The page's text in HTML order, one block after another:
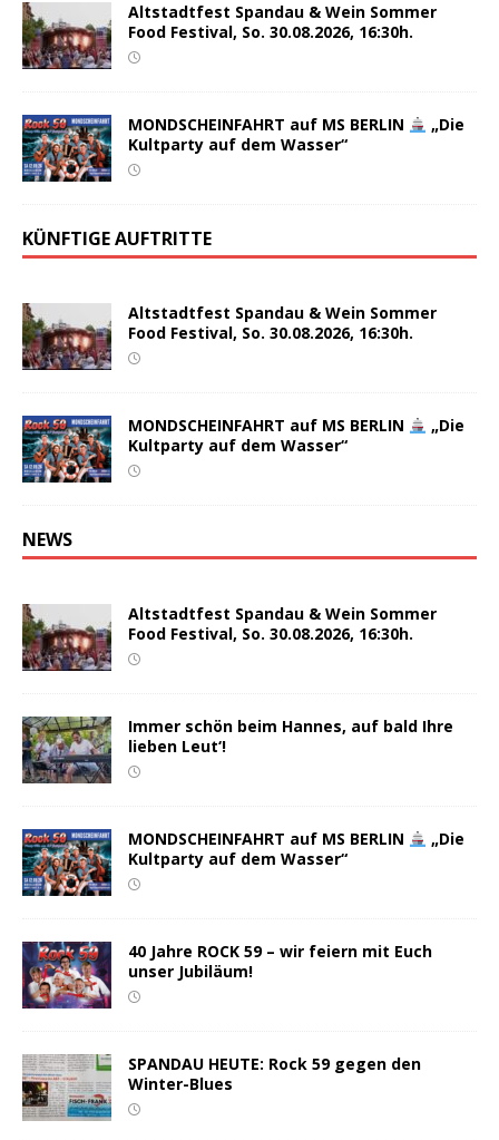
Altstadtfest Spandau & Wein Sommer
Food Festival, So. 30.08.2026, 16:30h.
MONDSCHEINFAHRT auf MS BERLIN
„Die
Kultparty auf dem Wasser“
KÜNFTIGE AUFTRITTE
Altstadtfest Spandau & Wein Sommer
Food Festival, So. 30.08.2026, 16:30h.
MONDSCHEINFAHRT auf MS BERLIN
„Die
Kultparty auf dem Wasser“
NEWS
Altstadtfest Spandau & Wein Sommer
Food Festival, So. 30.08.2026, 16:30h.
Immer schön beim Hannes, auf bald Ihre
lieben Leut‘!
MONDSCHEINFAHRT auf MS BERLIN
„Die
Kultparty auf dem Wasser“
40 Jahre ROCK 59 – wir feiern mit Euch
unser Jubiläum!
SPANDAU HEUTE: Rock 59 gegen den
Winter-Blues